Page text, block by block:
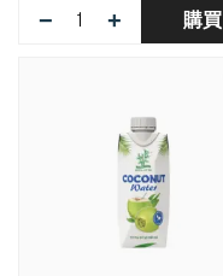
− + 購買